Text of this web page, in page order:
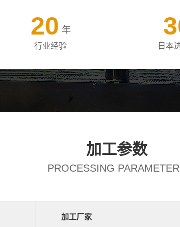
20 年
行业经验 日本
加工参数
PROCESSING
加工厂家